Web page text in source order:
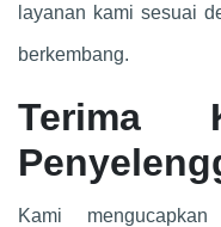
layanan kami sesuai
berkembang.
Terima
Kami